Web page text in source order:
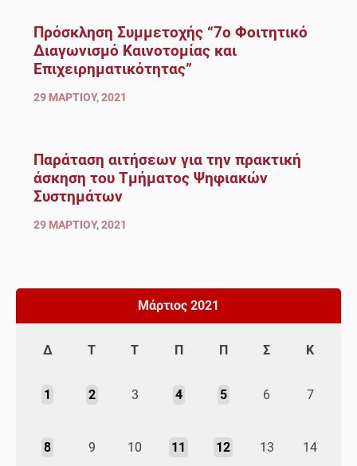
Πρόσκληση Συμμετοχής “7ο Φοιτητικό
Διαγωνισμό Καινοτομίας και
Επιχειρηματικότητας”
29 ΜΑΡΤΊΟΥ, 2021
Παράταση αιτήσεων για την πρακτική
άσκηση του Τμήματος Ψηφιακών
Συστημάτων
29 ΜΑΡΤΊΟΥ, 2021
Μάρτιος 2021
Δ Τ Τ Π Π Σ Κ
1 2 3 4 5 6 7
8 9 10 11 12 13 14